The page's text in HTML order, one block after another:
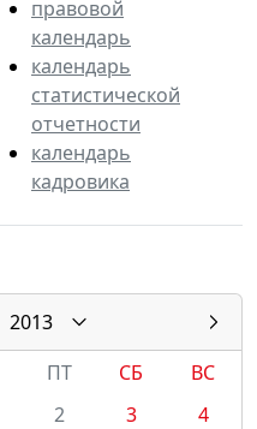
правовой
календарь
календарь
статистической
отчетности
календарь
кадровика
2013
ПТ СБ
ВС
2 3
4